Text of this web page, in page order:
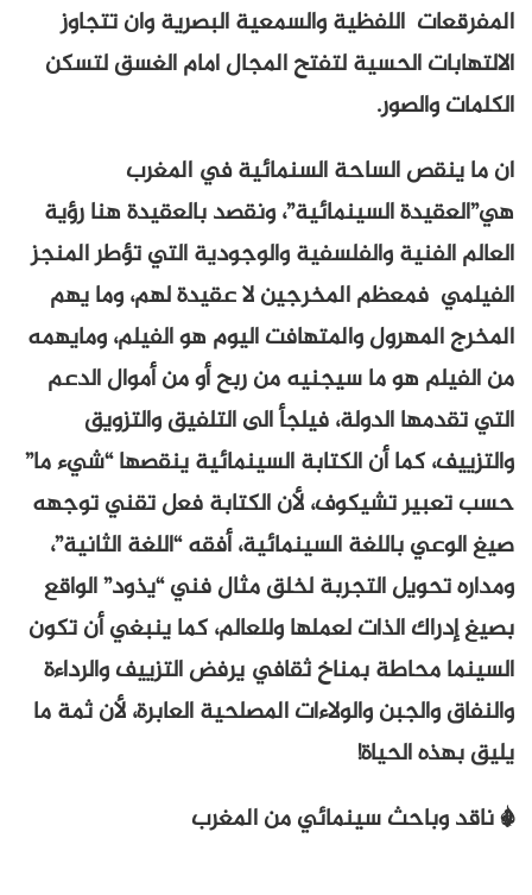
المفرقعات اللفظية والسمعية البصرية وان تتجاوز
الالتهابات الحسية لتفتح المجال امام الغسق لتسكن
الكلمات والصور.
ان ما ينقص الساحة السنمائية في المغرب
هي”العقيدة السينمائية”، ونقصد بالعقيدة هنا رؤية
العالم الفنية والفلسفية والوجودية التي تؤطر المنجز
الفيلمي فمعظم المخرجين لا عقيدة لهم، وما يهم
المخرج المهرول والمتهافت اليوم هو الفيلم، ومايهمه
من الفيلم هو ما سيجنيه من ربح أو من أموال الدعم
التي تقدمها الدولة، فيلجأ الى التلفيق والتزويق
والتزييف، كما أن الكتابة السينمائية ينقصها “شيء ما”
حسب تعبير تشيكوف، لأن الكتابة فعل تقني توجهه
صيغ الوعي باللغة السينمائية، أفقه “اللغة الثانية”،
ومداره تحويل التجربة لخلق مثال فني “يذود” الواقع
بصيغ إدراك الذات لعملها وللعالم، كما ينبغي أن تكون
السينما محاطة بمناخ ثقافي يرفض التزييف والرداءة
والنفاق والجبن والولاءات المصلحية العابرة، لأن ثمة ما
يليق بهذه الحياة!
* ناقد وباحث سينمائي من المغرب